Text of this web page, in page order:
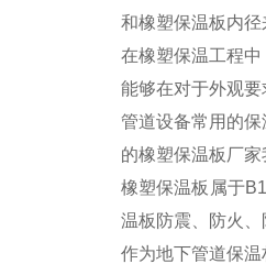
和橡塑保温板内径
在橡塑保温工程
能够在对于外观要
管道设备常用的
的橡塑保温板厂
橡塑保温板属于
温板防震、防火、
作为地下管道保